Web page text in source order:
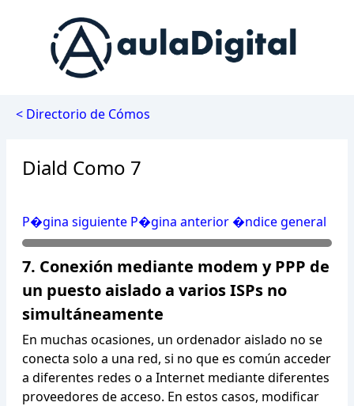
< Directorio de Cómos
Diald Como 7
P�gina siguiente P�gina anterior �ndice general
7. Conexión mediante modem y PPP de
un puesto aislado a varios ISPs no
simultáneamente
En muchas ocasiones, un ordenador aislado no se
conecta solo a una red, si no que es común acceder
a diferentes redes o a Internet mediante diferentes
proveedores de acceso. En estos casos, modificar